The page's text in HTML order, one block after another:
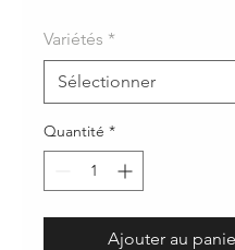
Variétés *
Quantité *
Ajouter au